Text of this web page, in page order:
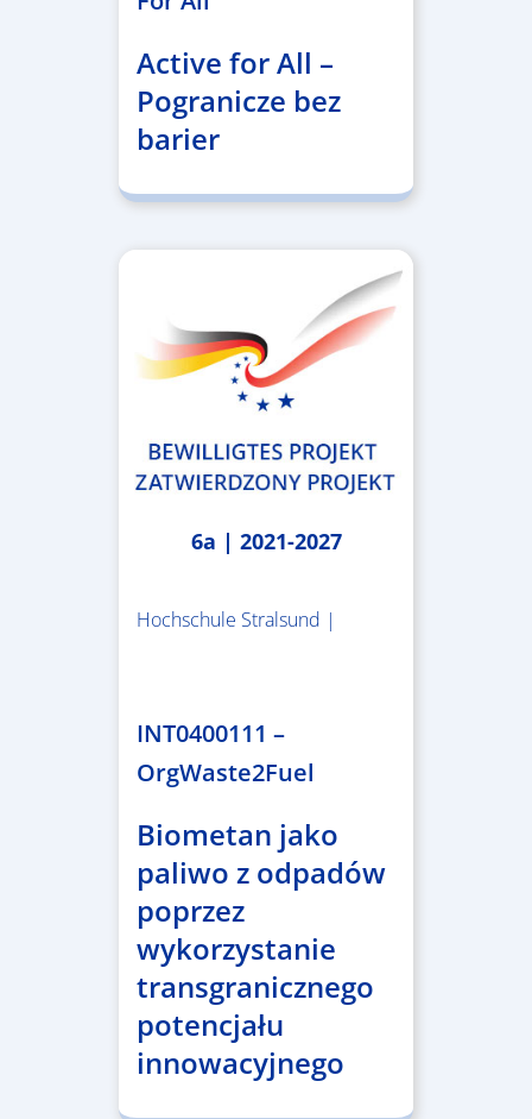
Active for All –
Pogranicze bez
barier
6a | 2021-2027
Hochschule Stralsund |
INT0400111 –
OrgWaste2Fuel
Biometan jako
paliwo z odpadów
poprzez
wykorzystanie
transgranicznego
potencjału
innowacyjnego